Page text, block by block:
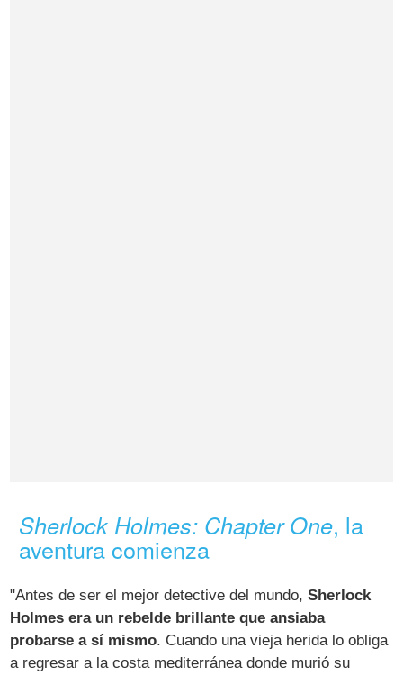
Sherlock Holmes: Chapter One, la
aventura comienza
"Antes de ser el mejor detective del mundo,Sherlock
Holmes era un rebelde brillante que ansiaba
probarse a sí mismo. Cuando una vieja herida lo obliga
a regresar a la costa mediterránea donde murió su